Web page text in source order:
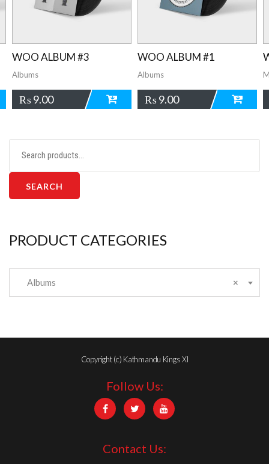
WOO ALBUM #3
Albums
₨9.00
WOO ALBUM #1
Albums
₨9.00
for:
SEARCH
PRODUCT CATEGORIES
×
Albums
Copyright (c) Kathmandu Kings XI
Follow Us:
Contact Us: